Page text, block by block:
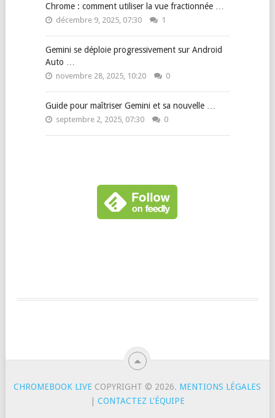
Chrome : comment utiliser la vue fractionnée …
décembre 9, 2025, 07:30 1
Gemini se déploie progressivement sur Android
Auto …
novembre 28, 2025, 10:20 0
Guide pour maîtriser Gemini et sa nouvelle …
septembre 2, 2025, 07:30 0
CHROMEBOOK LIVE COPYRIGHT © 2026. MENTIONS LÉGALES
CONTACTEZ L'ÉQUIPE